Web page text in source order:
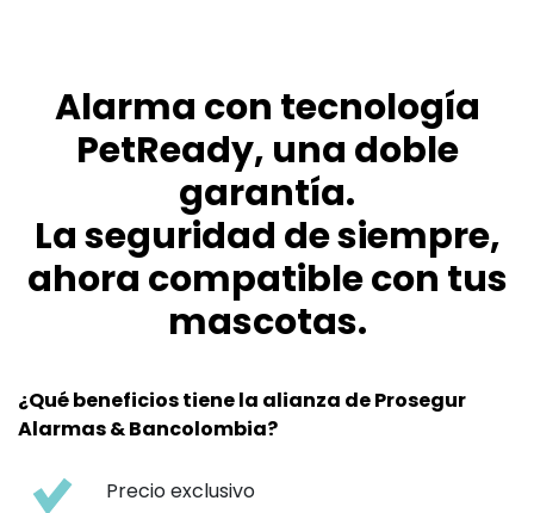
Alarma con tecnología
PetReady, una doble
garantía.
La seguridad de siempre,
ahora compatible con tus
mascotas.
¿Qué beneficios tiene la alianza de Prosegur
Alarmas & Bancolombia?
Precio exclusivo